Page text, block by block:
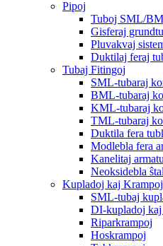
Pipoj
Tuboj SML/
Gisferaj
Pluvakvaj
Duktilaj feraj
Tubaj Fitingoj
SML-tubaraj
BML-tubaraj
KML-tubaraj
TML-tubaraj
Duktila fera
Modlebla fera
Kanelitaj
Neoksidebla
Kupladoj kaj Krampoj
SML-tubaj
DI-kupladoj
Riparkrampoj
Hoskrampoj